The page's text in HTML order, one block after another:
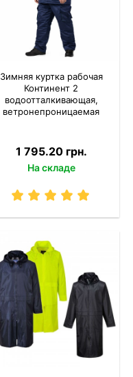
Зимняя куртка рабочая
Континент 2
водоотталкивающая,
ветронепроницаемая
1 795.20 грн.
На складе